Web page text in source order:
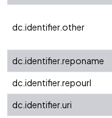
dc.identifier.other
dc.identifier.reponame
dc.identifier.repourl
dc.identifier.uri